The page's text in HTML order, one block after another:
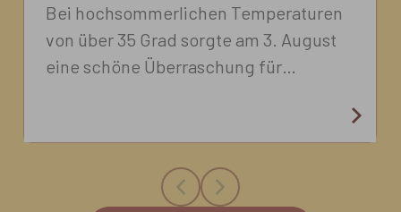
Bei hochsommerlichen Temperaturen
von über 35 Grad sorgte am 3. August
eine schöne Überraschung für
Schemmerhofen machte Halt im
Garten des Hauses und verwöhnte die
Bewohnerinnen und Bewohner mit